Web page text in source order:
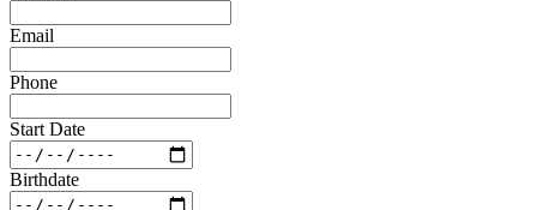
Email
Phone
Start Date
Birthdate